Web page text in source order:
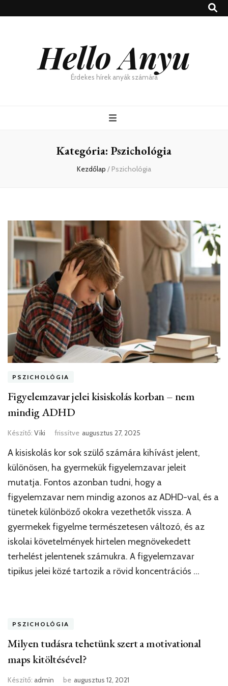
Hello Anyu
Érdekes hírek anyák számára
Kategória: Pszichológia
Kezdőlap / Pszichológia
PSZICHOLÓGIA
Figyelemzavar jelei kisiskolás korban – nem
mindig ADHD
Készítő: Viki frissítve augusztus 27, 2025
A kisiskolás kor sok szülő számára kihívást jelent,
különösen, ha gyermekük figyelemzavar jeleit
mutatja. Fontos azonban tudni, hogy a
figyelemzavar nem mindig azonos az ADHD-val, és a
tünetek különböző okokra vezethetők vissza. A
gyermekek figyelme természetesen változó, és az
iskolai követelmények hirtelen megnövekedett
terhelést jelentenek számukra. A figyelemzavar
tipikus jelei közé tartozik a rövid koncentrációs …
PSZICHOLÓGIA
Milyen tudásra tehetünk szert a motivational
maps kitöltésével?
Készítő: admin be augusztus 12, 2021